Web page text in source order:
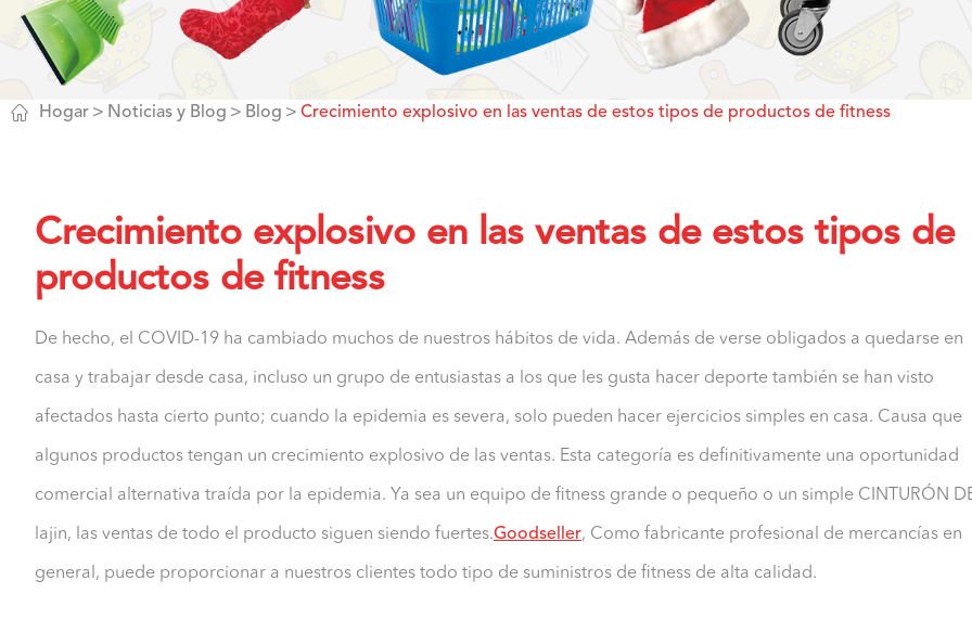
 Hogar Noticias y Blog Blog Crecimiento explosivo en las ventas de estos tipos de productos de fitness
Crecimiento explosivo en las ventas de estos tipos de
productos de fitness
De hecho, el COVID-19 ha cambiado muchos de nuestros hábitos de vida. Además de verse obligados a quedarse en
casa y trabajar desde casa, incluso un grupo de entusiastas a los que les gusta hacer deporte también se han visto
afectados hasta cierto punto; cuando la epidemia es severa, solo pueden hacer ejercicios simples en casa. Causa que
algunos productos tengan un crecimiento explosivo de las ventas. Esta categoría es definitivamente una oportunidad
comercial alternativa traída por la epidemia. Ya sea un equipo de fitness grande o pequeño o un simple CINTURÓN
lajin, las ventas de todo el producto siguen siendo fuertes.Goodseller, Como fabricante profesional de mercancías en
general, puede proporcionar a nuestros clientes todo tipo de suministros de fitness de alta calidad.